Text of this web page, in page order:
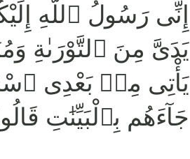
إِنِّى رَسُولُ ٱللَّهِ
يَدَىَّ مِنَ ٱلتَّوْرَىٰةِ
يَأْتِى مِنۢ بَعْدِى
جَآءَهُم بِٱلْبَيِّنَٰتِ